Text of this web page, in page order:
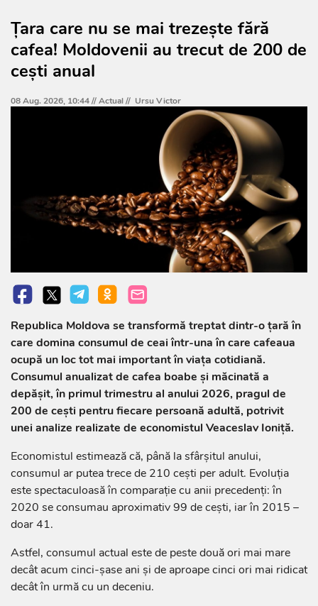
Țara care nu se mai trezește fără
cafea! Moldovenii au trecut de 200 de
cești anual
08 Aug. 2026, 10:44 //Actual// Ursu Victor
Republica Moldova se transformă treptat dintr-o țară în
care domina consumul de ceai într-una în care cafeaua
ocupă un loc tot mai important în viața cotidiană.
Consumul anualizat de cafea boabe și măcinată a
depășit, în primul trimestru al anului 2026, pragul de
200 de cești pentru fiecare persoană adultă, potrivit
unei analize realizate de economistul Veaceslav Ioniță.
Economistul estimează că, până la sfârșitul anului,
consumul ar putea trece de 210 cești per adult. Evoluția
este spectaculoasă în comparație cu anii precedenți: în
2020 se consumau aproximativ 99 de cești, iar în 2015 –
doar 41.
Astfel, consumul actual este de peste două ori mai mare
decât acum cinci-șase ani și de aproape cinci ori mai ridicat
decât în urmă cu un deceniu.